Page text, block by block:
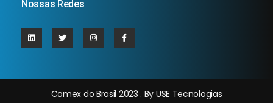
Nossas Redes
Comex do Brasil 2023 . By USE Tecnologias